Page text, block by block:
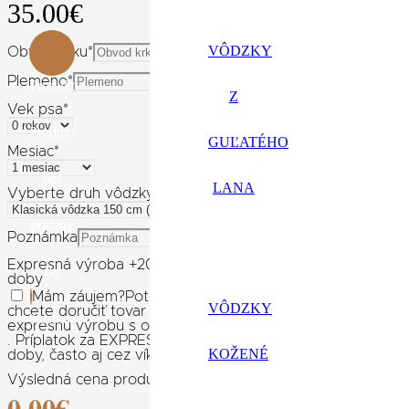
Produkt
Produkt
do
košíka.
VÔDZKY
Z
GUĽATÉHO
LANA
VÔDZKY
KOŽENÉ
35.00€
Obvod krku*
Plemeno*
Vek psa*
Mesiac*
Vyberte druh vôdzky
Poznámka
Expresná výroba +20% ceny výrobku
Expresné
doby
Mám záujem?Potrebujete rýchli darček k
chcete doručiť tovar skôr? Pokiaľ na výrobok nechcete
expresnú výrobu s odoslaním do 3 pracovných dní od
. Príplatok za EXPRESNÚ VÝROBU je účtovaný za
doby, často aj cez víkendy.
Výsledná cena produktu: